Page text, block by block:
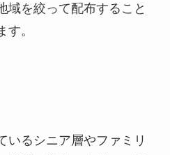
域を絞って配布すること
。
いるシニア層やファミリ